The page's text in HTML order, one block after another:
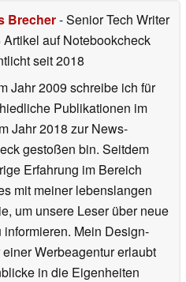
Brecher- Senior Tech Writer
Artikel auf Notebookcheck
seit 2018
Jahr 2009 schreibe ich für
Publikationen im
Jahr 2018 zur News-
gestoßen bin. Seitdem
Erfahrung im Bereich
mit meiner lebenslangen
um unsere Leser über neue
Mein Design-
Werbeagentur erlaubt
in die Eigenheiten